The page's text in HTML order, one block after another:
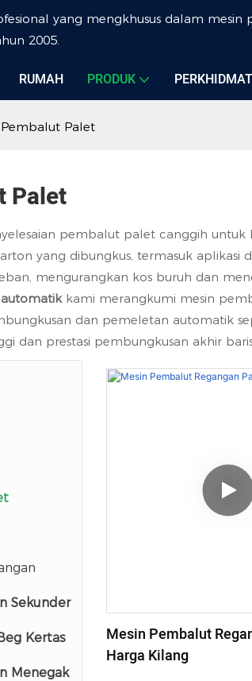
yang mengkhusus dalam
2005.
RUMAH PRODUK
Pembalut Palet
Palet
pembalut palet canggih
yang dibungkus, termasuk
mengurangkan kos buruh dan
kami merangkumi mesin
dan pemeletan automatik
dan prestasi pembungkusan akhir
Sekunder
Kertas
Menegak
Mesin Pembalut
Harga Kilang